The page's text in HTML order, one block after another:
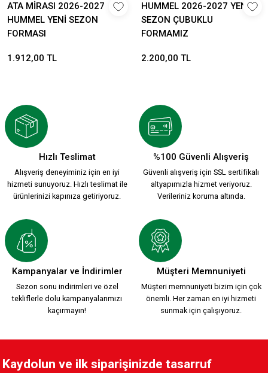
ATA MİRASI 2026-2027
HUMMEL YENİ SEZON
FORMASI
1.912,00 TL
HUMMEL 2026-2027 YENİ
SEZON ÇUBUKLU
FORMAMIZ
2.200,00 TL
Hızlı Teslimat
Alışveriş deneyiminiz için en iyi
hizmeti sunuyoruz. Hızlı teslimat ile
ürünlerinizi kapınıza getiriyoruz.
%100 Güvenli Alışveriş
Güvenli alışveriş için SSL sertifikalı
altyapımızla hizmet veriyoruz.
Verileriniz koruma altında.
Kampanyalar ve İndirimler
Sezon sonu indirimleri ve özel
tekliflerle dolu kampanyalarımızı
kaçırmayın!
Müşteri Memnuniyeti
Müşteri memnuniyeti bizim için çok
önemli. Her zaman en iyi hizmeti
sunmak için çalışıyoruz.
Kaydolun ve ilk siparişinizde tasarruf